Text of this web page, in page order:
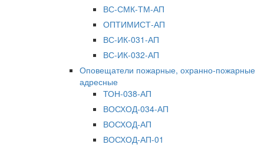
ВС-СМК-ТМ-АП
ОПТИМИСТ-АП
ВС-ИК-031-АП
ВС-ИК-032-АП
Оповещатели пожарные, охранно-пожарные
адресные
ТОН-038-АП
ВОСХОД-034-АП
ВОСХОД-АП
ВОСХОД-АП-01